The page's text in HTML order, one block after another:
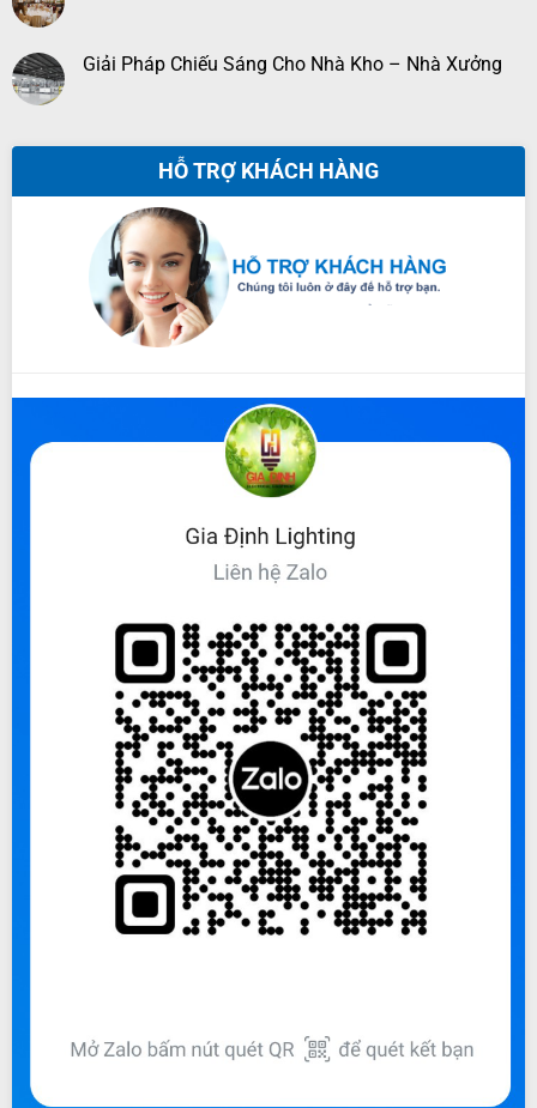
Giải Pháp Chiếu Sáng Cho Nhà Kho – Nhà Xưởng
HỖ TRỢ KHÁCH HÀNG